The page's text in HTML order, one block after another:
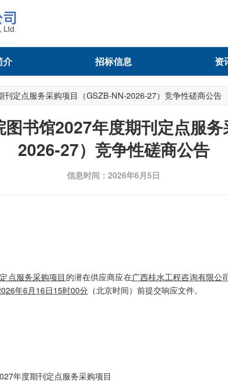
介 招标信息 资
定点服务采购项目（GSZB-NN-2026-27）竞争性磋商公告
书馆2027年度期刊定点服
2026-27）竞争性磋商公告
信息时间：2026年6月5日
点服务采购项目 的潜在供应商应在广西桂水工程咨询有限公
6年6月16日15时00分 （北京时间）前提交响应文件。
年度期刊定点服务采购项目